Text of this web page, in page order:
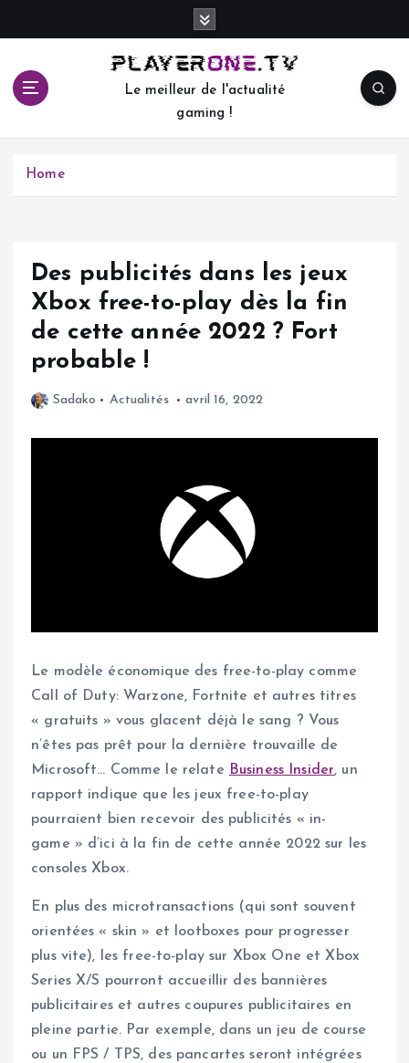
c
Le meilleur de l'actualité
gaming !
Home
Des publicités dans les jeux
Xbox free-to-play dès la fin
de cette année 2022 ? Fort
probable !
Sadako Actualités avril 16, 2022
Le modèle économique des free-to-play comme
Call of Duty: Warzone, Fortnite et autres titres
« gratuits » vous glacent déjà le sang ? Vous
n’êtes pas prêt pour la dernière trouvaille de
Microsoft… Comme le relate Business Insider, un
rapport indique que les jeux free-to-play
pourraient bien recevoir des publicités « in-
game » d’ici à la fin de cette année 2022 sur les
consoles Xbox.
En plus des microtransactions (qui sont souvent
orientées « skin » et lootboxes pour progresser
plus vite), les free-to-play sur Xbox One et Xbox
Series X/S pourront accueillir des bannières
publicitaires et autres coupures publicitaires en
pleine partie. Par exemple, dans un jeu de course
ou un FPS / TPS, des pancartes seront intégrées